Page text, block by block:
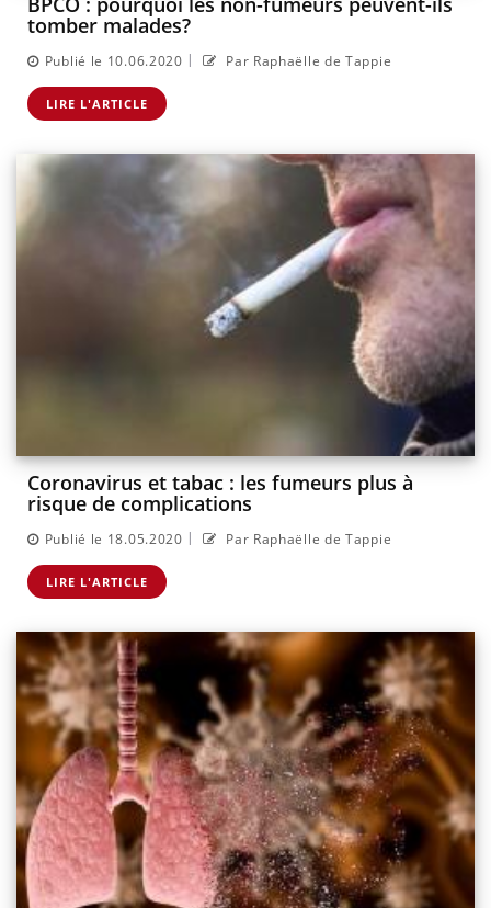
tomber malades?
Publié le 10.06.2020 | Par Raphaëlle de Tappie
LIRE L'ARTICLE
Coronavirus et tabac : les fumeurs plus à
risque de complications
Publié le 18.05.2020 | Par Raphaëlle de Tappie
LIRE L'ARTICLE